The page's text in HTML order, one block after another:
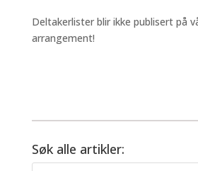
Deltakerlister blir ikke publisert på
arrangement!
Søk alle artikler: